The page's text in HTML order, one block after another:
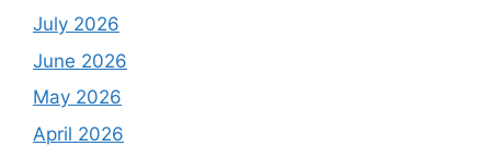
July 2026
June 2026
May 2026
April 2026